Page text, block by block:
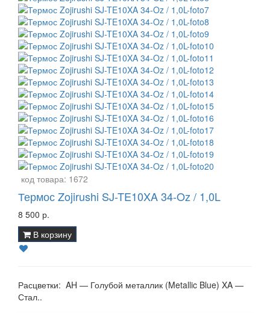
код товара: 1672
Термос Zojirushi SJ-TE10XA 34-Oz / 1,0L
8 500 р.
В корзину
Расцветки: AH — Голубой металлик (Metallic Blue) XA —
Стал..